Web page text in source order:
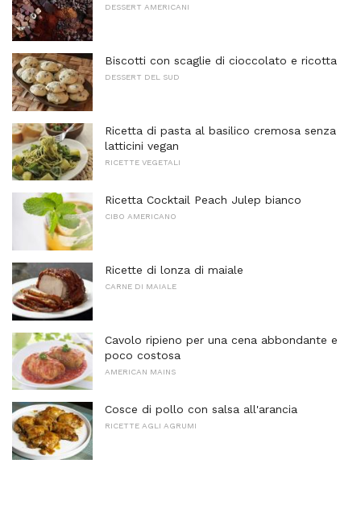
DESSERT AMERICANI
Biscotti con scaglie di cioccolato e ricotta
DESSERT DEL SUD
Ricetta di pasta al basilico cremosa senza
latticini vegan
RICETTE VEGETALI
Ricetta Cocktail Peach Julep bianco
CIBO AMERICANO
Ricette di lonza di maiale
CARNE DI MAIALE
Cavolo ripieno per una cena abbondante e
poco costosa
AMERICAN MAINS
Cosce di pollo con salsa all'arancia
RICETTE AGLI AGRUMI